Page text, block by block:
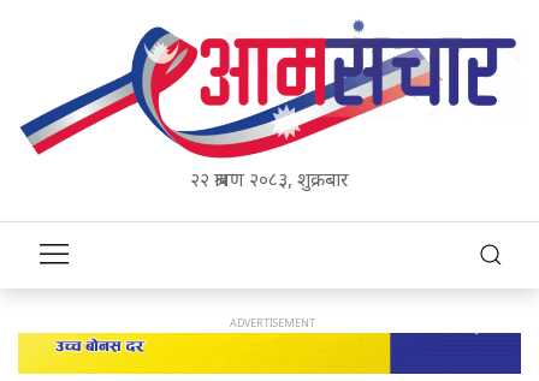
२२ श्रावण २०८३, शुक्रबार